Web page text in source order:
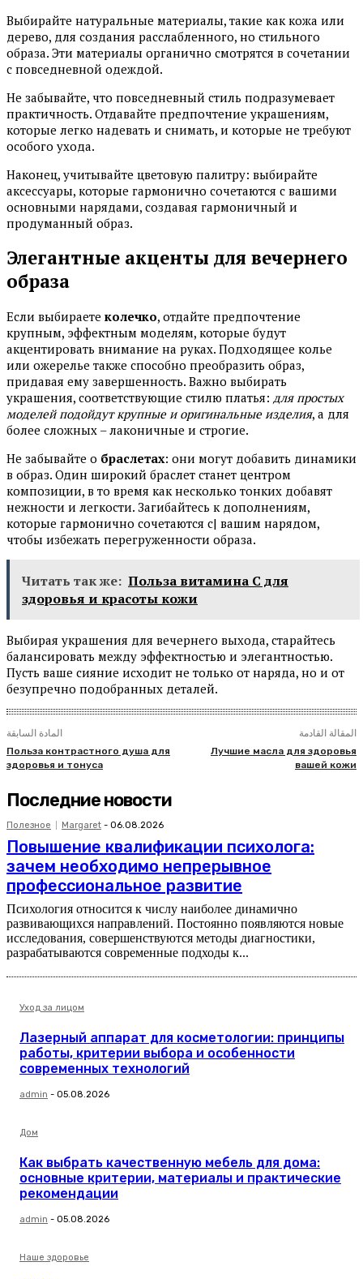
Выбирайте натуральные материалы, такие как кожа или
дерево, для создания расслабленного, но стильного
образа. Эти материалы органично смотрятся в сочетании
с повседневной одеждой.
Не забывайте, что повседневный стиль подразумевает
практичность. Отдавайте предпочтение украшениям,
которые легко надевать и снимать, и которые не требуют
особого ухода.
Наконец, учитывайте цветовую палитру: выбирайте
аксессуары, которые гармонично сочетаются с вашими
основными нарядами, создавая гармоничный и
продуманный образ.
Элегантные акценты для вечернего
образа
Если выбираете колечко, отдайте предпочтение
крупным, эффектным моделям, которые будут
акцентировать внимание на руках. Подходящее колье
или ожерелье также способно преобразить образ,
придавая ему завершенность. Важно выбирать
украшения, соответствующие стилю платья: для простых
моделей подойдут крупные и оригинальные изделия, а для
более сложных – лаконичные и строгие.
Не забывайте о браслетах: они могут добавить динамики
в образ. Один широкий браслет станет центром
композиции, в то время как несколько тонких добавят
нежности и легкости. Загибайтесь к дополнениям,
которые гармонично сочетаются с| вашим нарядом,
чтобы избежать перегруженности образа.
Читать так же: Польза витамина С для
здоровья и красоты кожи
Выбирая украшения для вечернего выхода, старайтесь
балансировать между эффектностью и элегантностью.
Пусть ваше сияние исходит не только от наряда, но и от
безупречно подобранных деталей.
المادة السابقة
Польза контрастного душа для
здоровья и тонуса
المقالة القادمة
Лучшие масла для здоровья
вашей кожи
Последние новости
Полезное Margaret - 06.08.2026
Повышение квалификации психолога:
зачем необходимо непрерывное
профессиональное развитие
Психология относится к числу наиболее динамично
развивающихся направлений. Постоянно появляются новые
исследования, совершенствуются методы диагностики,
разрабатываются современные подходы к...
Уход за лицом
Лазерный аппарат для косметологии: принципы
работы, критерии выбора и особенности
современных технологий
admin - 05.08.2026
Дом
Как выбрать качественную мебель для дома:
основные критерии, материалы и практические
рекомендации
admin - 05.08.2026
Наше здоровье